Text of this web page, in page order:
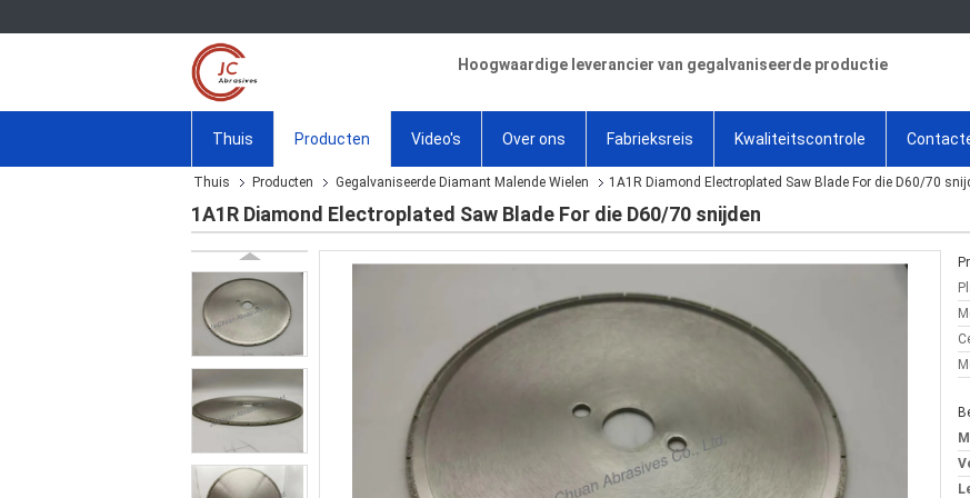
Hoogwaardige leverancier van gegalvaniseerde productie
Thuis Producten Video's Over ons Fabrieksreis Kwaliteitscontrole
Thuis Producten Gegalvaniseerde Diamant Malende Wielen 1A1R Diamond Electroplated Saw Blade For die D60/70
1A1R Diamond Electroplated Saw Blade For die D60/70 snijden